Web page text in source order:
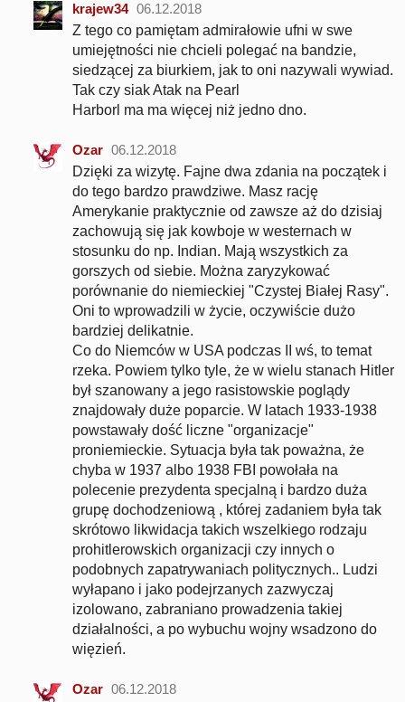
krajew34 06.12.2018
Z tego co pamiętam admirałowie ufni w swe
umiejętności nie chcieli polegać na bandzie,
siedzącej za biurkiem, jak to oni nazywali wywiad.
Tak czy siak Atak na Pearl
Harborl ma ma więcej niż jedno dno.
Ozar 06.12.2018
Dzięki za wizytę. Fajne dwa zdania na początek i
do tego bardzo prawdziwe. Masz rację
Amerykanie praktycznie od zawsze aż do dzisiaj
zachowują się jak kowboje w westernach w
stosunku do np. Indian. Mają wszystkich za
gorszych od siebie. Można zaryzykować
porównanie do niemieckiej "Czystej Białej Rasy".
Oni to wprowadzili w życie, oczywiście dużo
bardziej delikatnie.
Co do Niemców w USA podczas II wś, to temat
rzeka. Powiem tylko tyle, że w wielu stanach Hitler
był szanowany a jego rasistowskie poglądy
znajdowały duże poparcie. W latach 1933-1938
powstawały dość liczne "organizacje"
proniemieckie. Sytuacja była tak poważna, że
chyba w 1937 albo 1938 FBI powołała na
polecenie prezydenta specjalną i bardzo duża
grupę dochodzeniową , której zadaniem była tak
skrótowo likwidacja takich wszelkiego rodzaju
prohitlerowskich organizacji czy innych o
podobnych zapatrywaniach politycznych.. Ludzi
wyłapano i jako podejrzanych zazwyczaj
izolowano, zabraniano prowadzenia takiej
działalności, a po wybuchu wojny wsadzono do
więzień.
Ozar 06.12.2018